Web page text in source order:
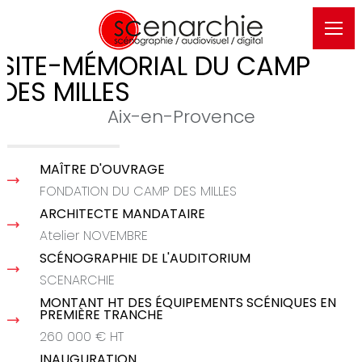
SITE-MÉMORIAL DU CAMP
DES MILLES
Aix-en-Provence
MAÎTRE D'OUVRAGE
FONDATION DU CAMP DES MILLES
ARCHITECTE MANDATAIRE
Atelier NOVEMBRE
SCÉNOGRAPHIE DE L'AUDITORIUM
SCENARCHIE
MONTANT HT DES ÉQUIPEMENTS SCÉNIQUES EN
PREMIÈRE TRANCHE
260 000 € HT